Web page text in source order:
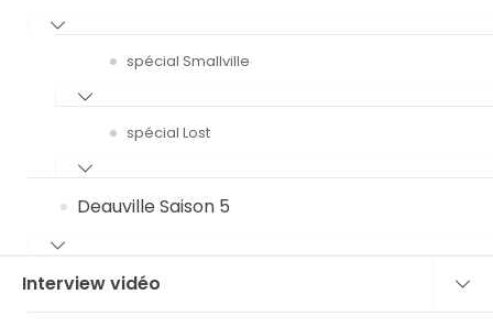
spécial Smallville
spécial Lost
Deauville Saison 5
Interview vidéo